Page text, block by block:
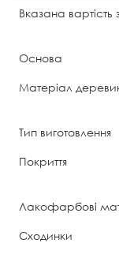
Вказана вартість
Основа
Матеріал
Тип виготовлення
Покриття
Лакофарбові
Сходинки